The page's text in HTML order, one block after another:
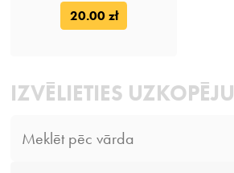
20.00 zł
IZVĒLIETIES UZKOPĒJU